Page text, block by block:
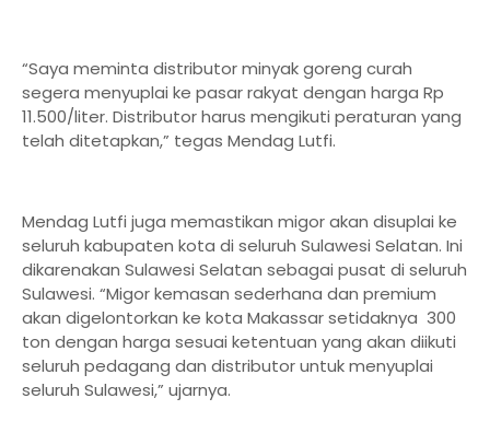
“Saya meminta distributor minyak goreng curah
segera menyuplai ke pasar rakyat dengan harga Rp
11.500/liter. Distributor harus mengikuti peraturan yang
telah ditetapkan,” tegas Mendag Lutfi.
Mendag Lutfi juga memastikan migor akan disuplai ke
seluruh kabupaten kota di seluruh Sulawesi Selatan. Ini
dikarenakan Sulawesi Selatan sebagai pusat di seluruh
Sulawesi. “Migor kemasan sederhana dan premium
akan digelontorkan ke kota Makassar setidaknya 300
ton dengan harga sesuai ketentuan yang akan diikuti
seluruh pedagang dan distributor untuk menyuplai
seluruh Sulawesi,” ujarnya.